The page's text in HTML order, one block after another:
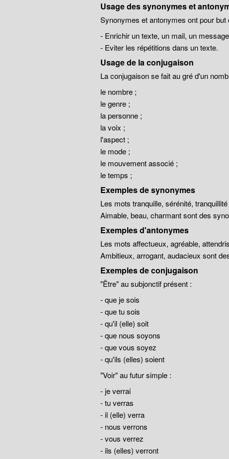
Usage des synonymes et
Synonymes et antonymes ont pour but
- Enrichir un texte, un mail, un
- Eviter les répétitions dans un texte.
Usage de la conjugaison
La conjugaison se fait au gré d'un
le nombre ;
le genre ;
la personne ;
la voix ;
l'aspect ;
le mode ;
le mouvement associé ;
le temps ;
Exemples de synonymes
Les mots tranquille, sérénité,
Aimable, beau, charmant sont des
Exemples d'antonymes
Les mots affectueux, agréable,
Ambitieux, arrogant, audacieux sont
Exemples de conjugaison
"Être" au subjonctif présent :
- que je sois
- que tu sois
- qu'il (elle) soit
- que nous soyons
- que vous soyez
- qu'ils (elles) soient
"Voir" au futur simple :
- je verrai
- tu verras
- il (elle) verra
- nous verrons
- vous verrez
- ils (elles) verront